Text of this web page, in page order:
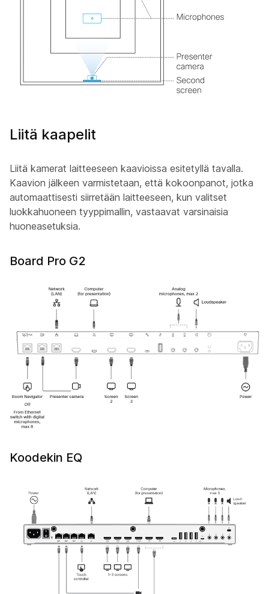
Liitä kaapelit
Liitä kamerat laitteeseen kaavioissa esitetyllä tavalla.
Kaavion jälkeen varmistetaan, että kokoonpanot, jotka
automaattisesti siirretään laitteeseen, kun valitset
luokkahuoneen tyyppimallin, vastaavat varsinaisia
huoneasetuksia.
Board Pro G2
Koodekin EQ